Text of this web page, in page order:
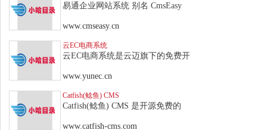
易通企业网站系统 别名 CmsEasy
www.cmseasy.cn
云EC电商系统
云EC电商系统是云迈旗下的免费开
www.yunec.cn
Catfish(鲶鱼) CMS
Catfish(鲶鱼) CMS 是开源免费的
www.catfish-cms.com